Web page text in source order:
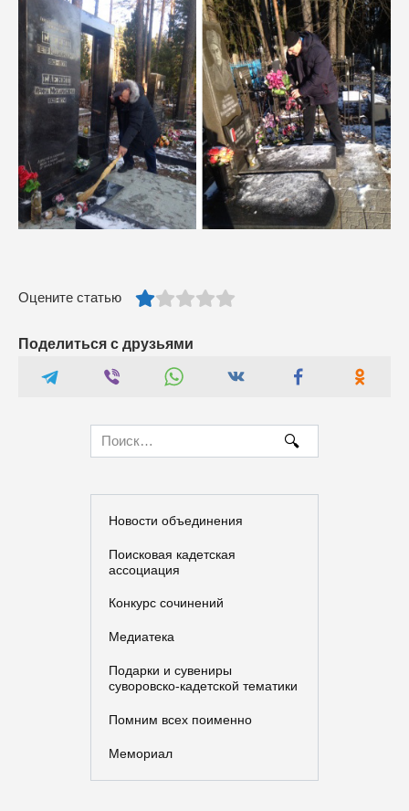
Оцените статью
Поделиться с друзьями
for:
Новости объединения
Поисковая кадетская
ассоциация
Конкурс сочинений
Медиатека
Подарки и сувениры
суворовско-кадетской тематики
Помним всех поименно
Мемориал